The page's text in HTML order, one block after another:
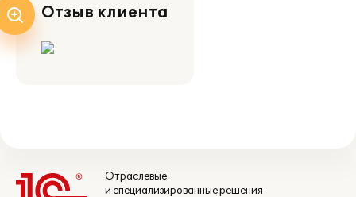
Отзыв клиента
Отраслевые
и специализированные решения